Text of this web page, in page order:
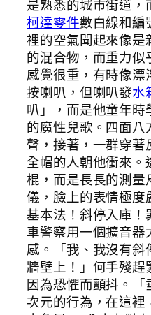
是熟悉的城市街道
柯達零件數白線和編
裡的空氣聞起來像
的混合物，而重力
感覺很重，有時像漂
按喇叭，但喇叭發水
叭」，而是他童年
的魔性兒歌。四面
聲，接著，一群穿
全帽的人朝他衝來
棍，而是長長的測量
儀，臉上的表情極
基本法！斜停入庫！
車警察用一個擴音
感。「我、我沒有斜
牆壁上！」何手殘
因為恐懼而顫抖。
次元的行為，在這